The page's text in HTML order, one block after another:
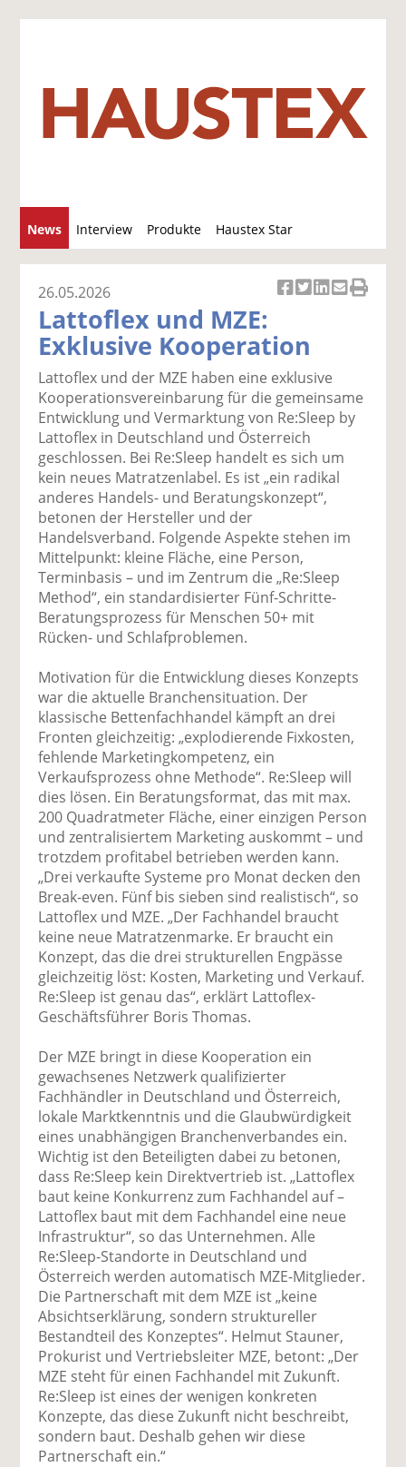
News Interview Produkte Haustex Star
u
c
k
el
a
uf
F
ac
e
b
o
k
te
il
e
n
k
el
t
wi
tt
er
n
el
a
uf
Li
k
e
di
te
il
e
n
p
er
E
ai
l
er
se
d
e
ru
ck
26.05.2026
Lattoflex und MZE:
Exklusive Kooperation
Lattoflex und der MZE haben eine exklusive
Kooperationsvereinbarung für die gemeinsame
Entwicklung und Vermarktung von Re:Sleep by
Lattoflex in Deutschland und Österreich
geschlossen. Bei Re:Sleep handelt es sich um
kein neues Matratzenlabel. Es ist „ein radikal
anderes Handels- und Beratungskonzept“,
betonen der Hersteller und der
Handelsverband. Folgende Aspekte stehen im
Mittelpunkt: kleine Fläche, eine Person,
Terminbasis – und im Zentrum die „Re:Sleep
Method“, ein standardisierter Fünf-Schritte-
Beratungsprozess für Menschen 50+ mit
Rücken- und Schlafproblemen.
Motivation für die Entwicklung dieses Konzepts
war die aktuelle Branchensituation. Der
klassische Bettenfachhandel kämpft an drei
Fronten gleichzeitig: „explodierende Fixkosten,
fehlende Marketingkompetenz, ein
Verkaufsprozess ohne Methode“. Re:Sleep will
dies lösen. Ein Beratungsformat, das mit max.
200 Quadratmeter Fläche, einer einzigen Person
und zentralisiertem Marketing auskommt – und
trotzdem profitabel betrieben werden kann.
„Drei verkaufte Systeme pro Monat decken den
Break-even. Fünf bis sieben sind realistisch“, so
Lattoflex und MZE. „Der Fachhandel braucht
keine neue Matratzenmarke. Er braucht ein
Konzept, das die drei strukturellen Engpässe
gleichzeitig löst: Kosten, Marketing und Verkauf.
Re:Sleep ist genau das“, erklärt Lattoflex-
Geschäftsführer Boris Thomas.
Der MZE bringt in diese Kooperation ein
gewachsenes Netzwerk qualifizierter
Fachhändler in Deutschland und Österreich,
lokale Marktkenntnis und die Glaubwürdigkeit
eines unabhängigen Branchenverbandes ein.
Wichtig ist den Beteiligten dabei zu betonen,
dass Re:Sleep kein Direktvertrieb ist. „Lattoflex
baut keine Konkurrenz zum Fachhandel auf –
Lattoflex baut mit dem Fachhandel eine neue
Infrastruktur“, so das Unternehmen. Alle
Re:Sleep-Standorte in Deutschland und
Österreich werden automatisch MZE-Mitglieder.
Die Partnerschaft mit dem MZE ist „keine
Absichtserklärung, sondern struktureller
Bestandteil des Konzeptes“. Helmut Stauner,
Prokurist und Vertriebsleiter MZE, betont: „Der
MZE steht für einen Fachhandel mit Zukunft.
Re:Sleep ist eines der wenigen konkreten
Konzepte, das diese Zukunft nicht beschreibt,
sondern baut. Deshalb gehen wir diese
Partnerschaft ein.“